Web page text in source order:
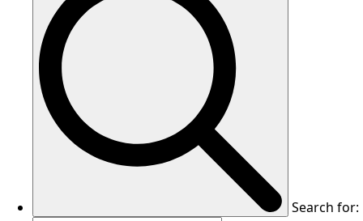
Search for: